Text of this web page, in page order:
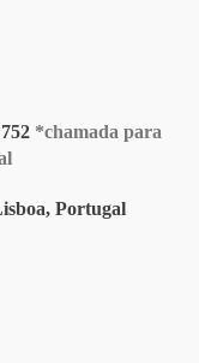
*chamada para
Portugal